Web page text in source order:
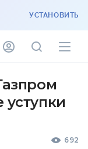
УСТАНОВИТЬ
692